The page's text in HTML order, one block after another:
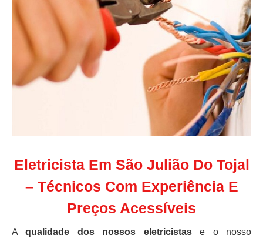
Eletricista Em São Julião Do Tojal
– Técnicos Com Experiência E
Preços Acessíveis
Aqualidade dos nossos eletricistase o nosso